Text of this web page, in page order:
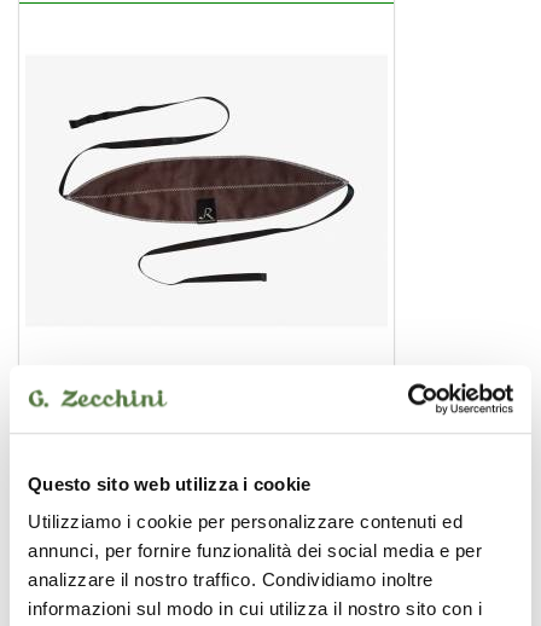
Questo sito web utilizza i cookie
Utilizziamo i cookie per personalizzare contenuti ed
annunci, per fornire funzionalità dei social media e per
analizzare il nostro traffico. Condividiamo inoltre
informazioni sul modo in cui utilizza il nostro sito con i
FUSO
Rampone & Cazzani